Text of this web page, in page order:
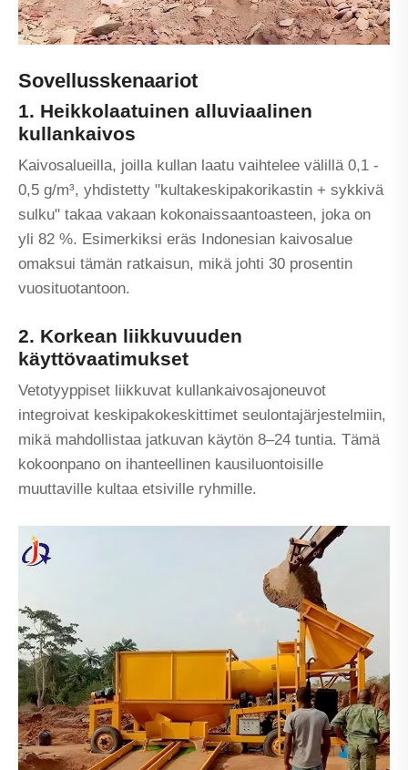
Sovellusskenaariot
1. Heikkolaatuinen alluviaalinen
kullankaivos
Kaivosalueilla, joilla kullan laatu vaihtelee välillä 0,1 -
0,5 g/m³, yhdistetty "kultakeskipakorikastin + sykkivä
sulku" takaa vakaan kokonaissaantoasteen, joka on
yli 82 %. Esimerkiksi eräs Indonesian kaivosalue
omaksui tämän ratkaisun, mikä johti 30 prosentin
vuosituotantoon.
2. Korkean liikkuvuuden
käyttövaatimukset
Vetotyyppiset liikkuvat kullankaivosajoneuvot
integroivat keskipakokeskittimet seulontajärjestelmiin,
mikä mahdollistaa jatkuvan käytön 8–24 tuntia. Tämä
kokoonpano on ihanteellinen kausiluontoisille
muuttaville kultaa etsiville ryhmille.